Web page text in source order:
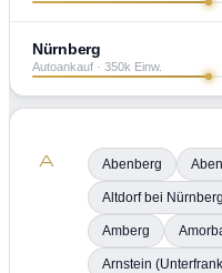
Nürnberg
Autoankauf · 350k Einw.
A Abenberg
Altdorf bei Nürnberg
Amberg
Arnstein